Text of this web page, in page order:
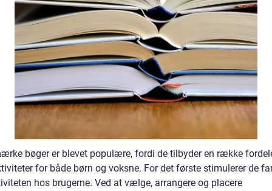
bøger er blevet populære, fordi de tilbyder en række
for både børn og voksne. For det første stimulerer de
hos brugerne. Ved at vælge, arrangere og placere